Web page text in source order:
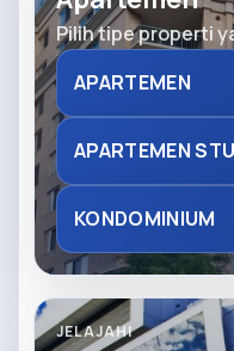
Pilih tipe properti
APARTEMEN
APARTEMEN
KONDOMINIUM
JELAJAHI